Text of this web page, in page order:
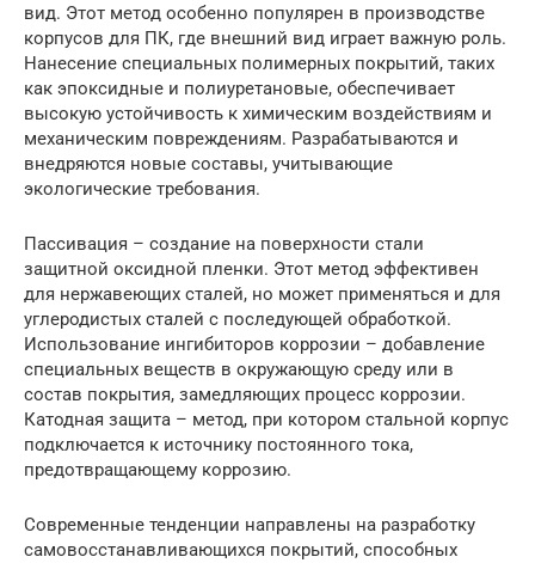
вид. Этот метод особенно популярен в производстве
корпусов для ПК, где внешний вид играет важную роль.
Нанесение специальных полимерных покрытий, таких
как эпоксидные и полиуретановые, обеспечивает
высокую устойчивость к химическим воздействиям и
механическим повреждениям. Разрабатываются и
внедряются новые составы, учитывающие
экологические требования.
Пассивация – создание на поверхности стали
защитной оксидной пленки. Этот метод эффективен
для нержавеющих сталей, но может применяться и для
углеродистых сталей с последующей обработкой.
Использование ингибиторов коррозии – добавление
специальных веществ в окружающую среду или в
состав покрытия, замедляющих процесс коррозии.
Катодная защита – метод, при котором стальной корпус
подключается к источнику постоянного тока,
предотвращающему коррозию.
Современные тенденции направлены на разработку
самовосстанавливающихся покрытий, способных